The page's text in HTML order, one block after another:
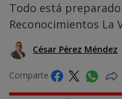
Todo está
Reconocimientos La
César Pérez Méndez
Comparte